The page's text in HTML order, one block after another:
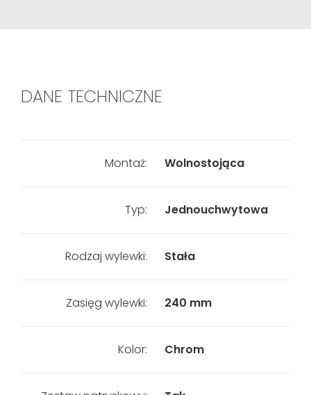
DANE TECHNICZNE
Montaż: Wolnostojąca
Typ: Jednouchwytowa
Rodzaj wylewki: Stała
Zasięg wylewki: 240 mm
Kolor: Chrom